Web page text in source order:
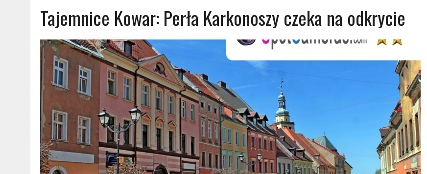
Tajemnice Kowar: Perła Karkonoszy czeka na odkrycie